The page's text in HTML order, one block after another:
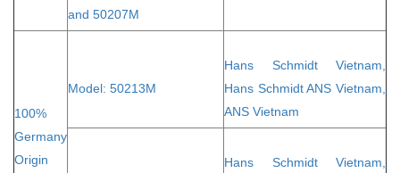
and 50207M
100%
Germany
Origin
Model: 50213M
Hans Schmidt Vietnam,
Hans Schmidt ANS Vietnam,
ANS Vietnam
Hans Schmidt Vietnam,